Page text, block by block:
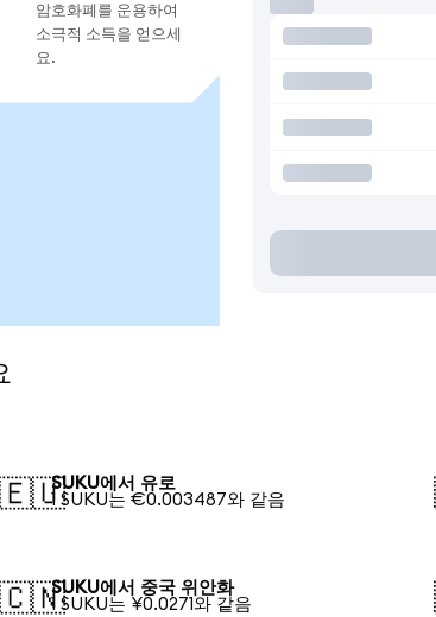
암호화폐를 운용하여
소극적 소득을 얻으세
요.
🇪🇺SUKU에서 유로
1 SUKU는 €0.003487와 같음
🇨🇳SUKU에서 중국 위안화
1 SUKU는 ¥0.0271와 같음